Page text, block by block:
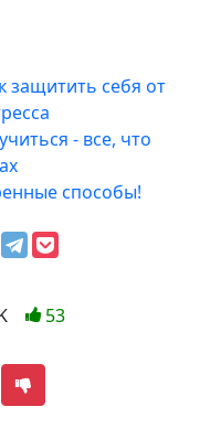
защитить себя от
- все, что
способы!
53